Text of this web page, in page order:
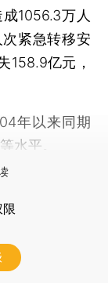
1056.3万人
紧急转移安
158.9亿元，
年以来同期
水平。
限